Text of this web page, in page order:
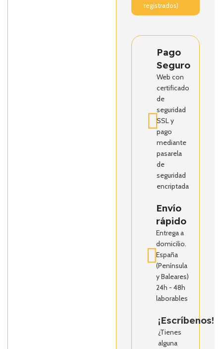
registrados)
Pago
Seguro
Web con
certificado
de
seguridad
SSL y
pago
mediante
pasarela
de
seguridad
encriptada
Envío
rápido
Entrega a
domicilio.
España
(Península
y Baleares)
24h - 48h
laborables
¡Escríbenos!
¿Tienes
alguna